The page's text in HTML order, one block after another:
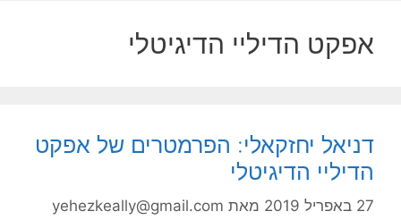
אפקט הדיליי הדיגיטלי
דניאל יחזקאלי: הפרמטרים של אפקט
הדיליי הדיגיטלי
27 באפריל 2019 מאת yehezkeally@gmail.com